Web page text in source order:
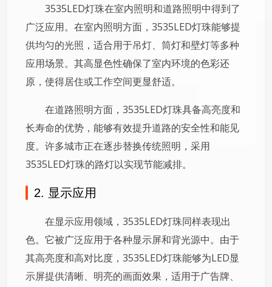
3535LED灯珠在室内照明和道路照明中得到了
广泛应用。在室内照明方面，3535LED灯珠能够提
供均匀的光照，适合用于吊灯、筒灯和壁灯等多种
应用场景。其高显色性确保了室内环境的色彩还
原，使得居住或工作空间更显舒适。
在道路照明方面，3535LED灯珠具备高亮度和
长寿命的优势，能够有效提升道路的安全性和能见
度。许多城市正在逐步替换传统照明，采用
3535LED灯珠的路灯以实现节能减排。
2. 显示应用
在显示应用领域，3535LED灯珠同样表现出
色。它被广泛应用于各种显示屏和背光源中。由于
其高亮度和高对比度，3535LED灯珠能够为LED显
示屏提供清晰、明亮的画面效果，适用于广告牌、